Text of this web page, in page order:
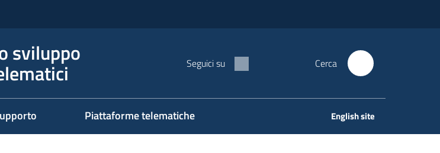
sviluppo Seguici su Cerca
Piattaforme telematiche English site